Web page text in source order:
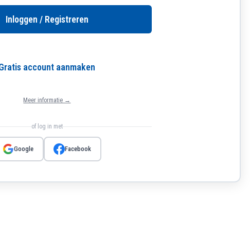
Inloggen / Registreren
account aanmaken
Meer informatie →
of log in met
Google Facebook